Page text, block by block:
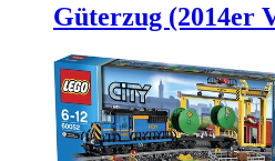
Güterzug (2014er